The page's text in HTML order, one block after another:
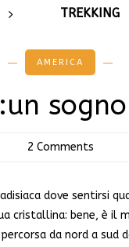
TREKKING
AMERICA
2 Comments
dove sentirsi
cristallina: bene, è il
da nord a